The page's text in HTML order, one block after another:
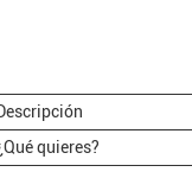
quieres?